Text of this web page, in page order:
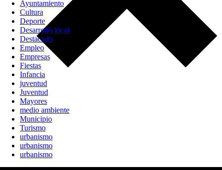
Ayuntamiento
Cultura
Deporte
Desarrollo local
Destacado
Empleo
Empresas
Fiestas
Infancia
juventud
Juventud
Mayores
medio ambiente
Municipio
Turismo
urbanismo
urbanismo
urbanismo